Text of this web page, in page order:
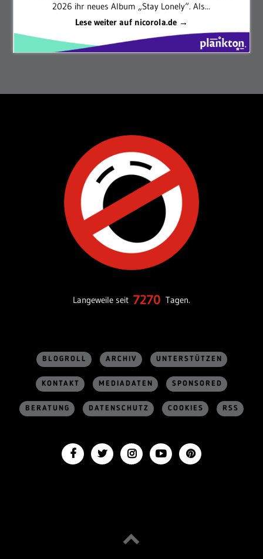
2026 ihr neues Album „Stay Lonely“. Als...
Lese weiter auf nicorola.de →
Langeweile seit 7270 Tagen.
BLOGROLL ARCHIV UNTERSTÜTZEN
KONTAKT MEDIADATEN SPONSORED
BERATUNG DATENSCHUTZ COOKIES RSS